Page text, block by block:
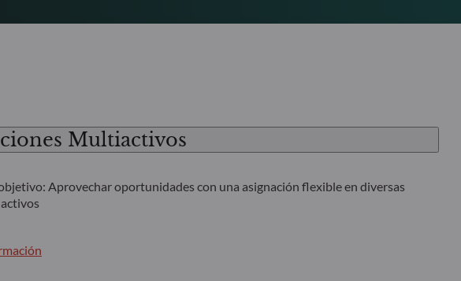
Multiactivos
Aprovechar oportunidades con una asignación flexible en diversas